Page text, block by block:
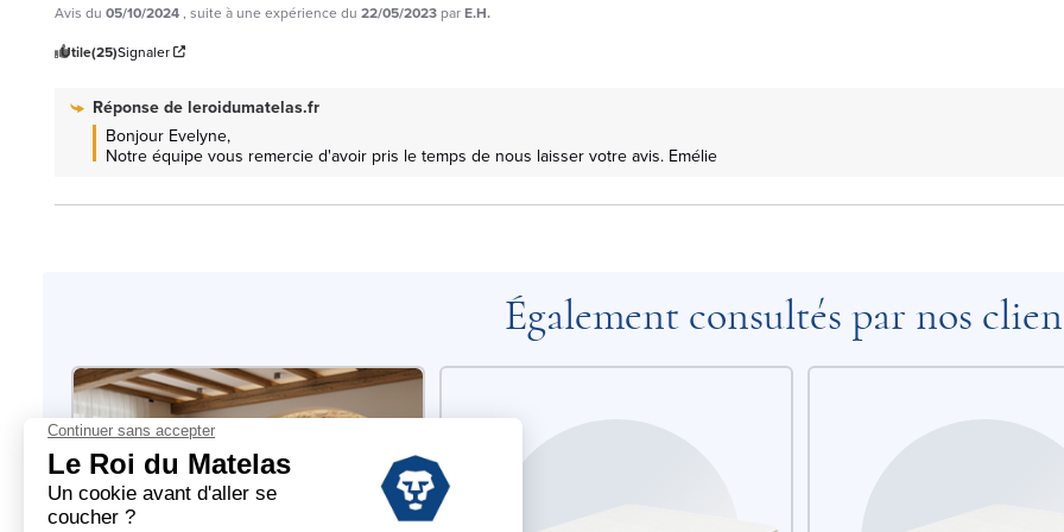
Avis du 05/10/2024, suite à une expérience du 22/05/2023 parE.H.
Utile(25)Signaler
Réponse deleroidumatelas.fr
Bonjour Evelyne,
Notre équipe vous remercie d'avoir pris le temps de nous laisser votre avis. Emélie
Également consultés par nos